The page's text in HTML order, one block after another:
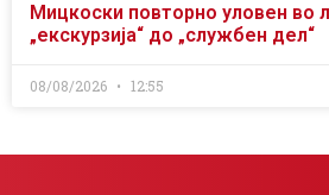
Мицкоски повторно уловен во
„екскурзија“ до „службен дел“
08/08/2026 12:55